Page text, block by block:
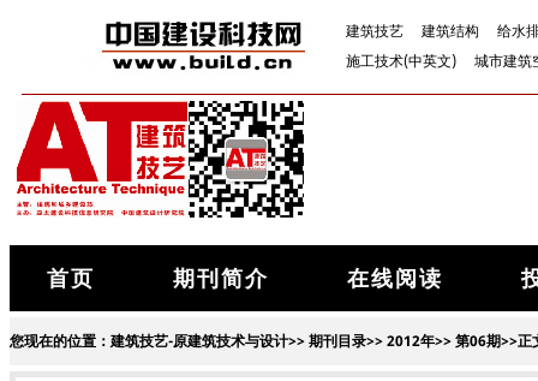
建筑技艺 建筑结构
给水
施工技术(中英文)
城市建筑
首页 期刊简介 在线阅读
您现在的位置： 建筑技艺-原建筑技术与设计>>期刊目录>>2012年>>第06期>>正